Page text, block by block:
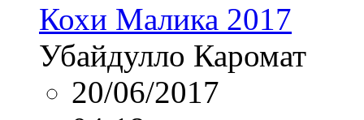
Кохи Малика 2017
Убайдулло Каромат
20/06/2017